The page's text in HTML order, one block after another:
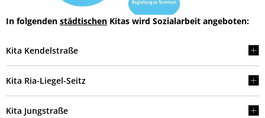
In folgenden städtischen Kitas wird Sozialarbeit angeboten:
Kita Kendelstraße
Kita Ria-Liegel-Seitz
Kita Jungstraße